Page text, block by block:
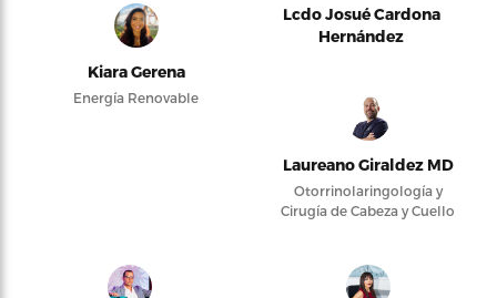
Kiara Gerena
Energía Renovable
Lcdo Josué Cardona
Hernández
Laureano Giraldez MD
Otorrinolaringología y
Cirugía de Cabeza y Cuello